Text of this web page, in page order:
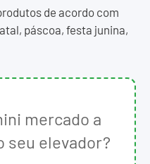
de acordo com
páscoa, festa junina,
mercado a
seu elevador?